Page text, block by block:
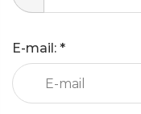
E-mail: *